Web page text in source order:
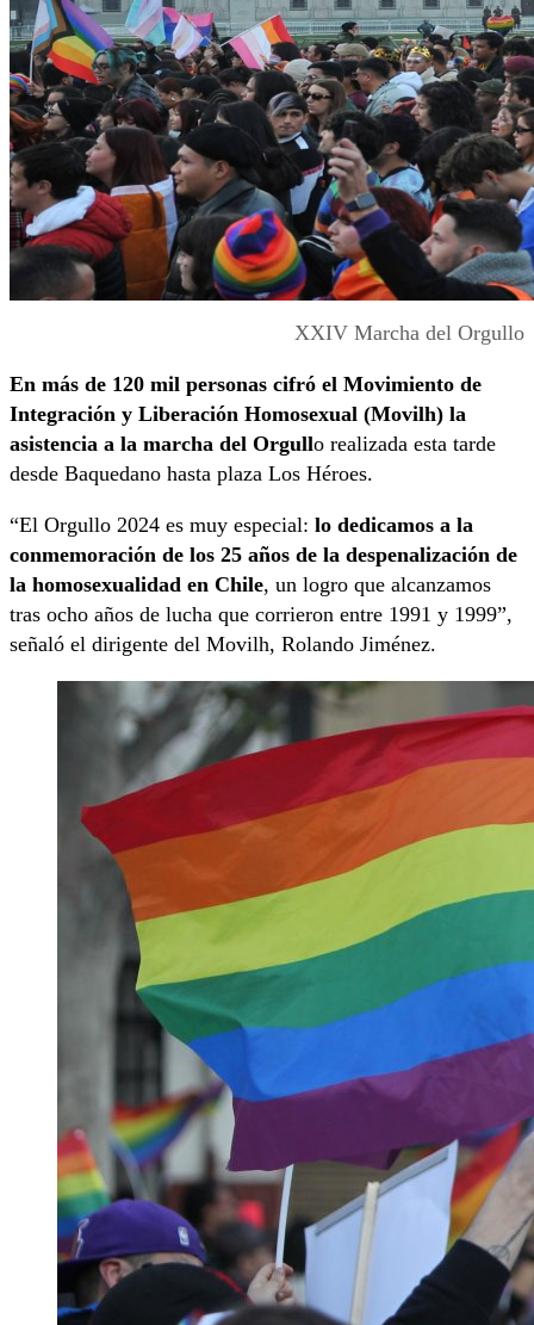
XXIV Marcha del Orgullo
En más de 120 mil personas cifró el Movimiento de
Integración y Liberación Homosexual (Movilh) la
asistencia a la marcha del Orgullo realizada esta tarde
desde Baquedano hasta plaza Los Héroes.
“El Orgullo 2024 es muy especial: lo dedicamos a la
conmemoración de los 25 años de la despenalización de
la homosexualidad en Chile, un logro que alcanzamos
tras ocho años de lucha que corrieron entre 1991 y 1999”,
señaló el dirigente del Movilh, Rolando Jiménez.